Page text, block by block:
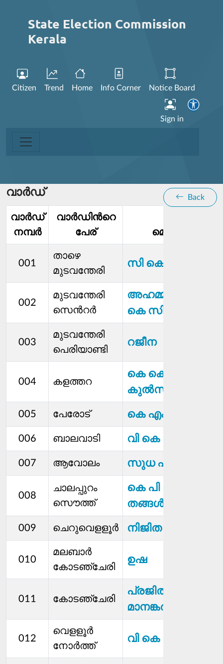
State Election Commission
Kerala
Citizen Trend Home Info Corner Notice Board
Sign in
വാര്‍ഡ് Back
വാര്‍ഡ്‌
നമ്പര്‍
വാര്‍ഡിൻറെ
പേര്
മെമ്പര്‍
001
താഴെ
മുടവന്തേരി
സി കെ റംഷിന
002
മുടവന്തേരി
സെൻറർ
അഹമ്മദ് സി
കെ സി
003
മുടവന്തേരി
പെരിയാണ്ടി
റജീന
004 കളത്തറ
കെ കെ
കുല്‍സു ടീച്ചർ
005 പേരോട് കെ എം സമീർ
006 ബാലവാടി വി കെ ബിന്ദു
007 ആവോലം സുധ എ പി
008
ചാലപ്പുറം
സൌത്ത്
കെ പി സി
തങ്ങൾ
009 ചെറുവെളളൂർ നിജിത
010
മലബാർ
കോടഞ്ചേരി
ഉഷ
011 കോടഞ്ചേരി
പ്രജിത
മാനങ്കരമലോൽ
012
വെളളൂർ
നോർത്ത്
വി കെ രജീഷ്